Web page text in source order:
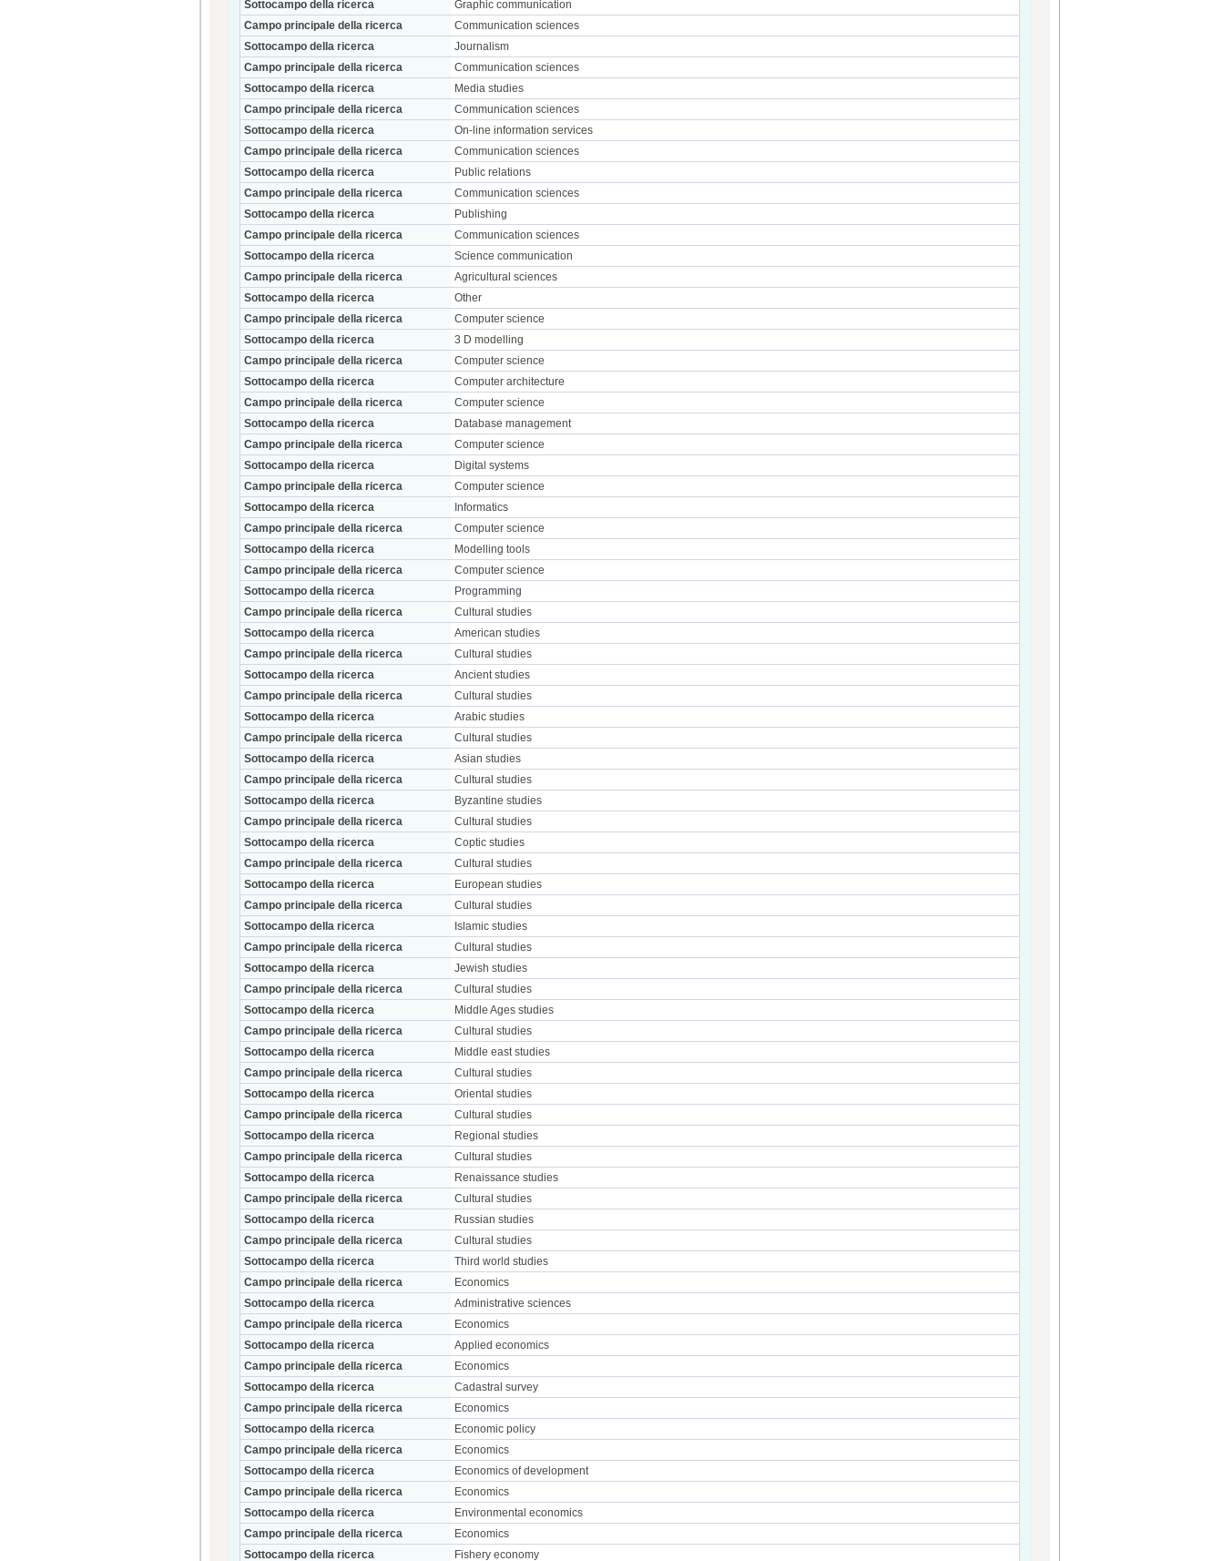
Sottocampo della ricerca
Graphic communication
Campo principale della ricerca
Communication sciences
Sottocampo della ricerca
Journalism
Campo principale della ricerca
Communication sciences
Sottocampo della ricerca
Media studies
Campo principale della ricerca
Communication sciences
Sottocampo della ricerca
On-line information services
Campo principale della ricerca
Communication sciences
Sottocampo della ricerca
Public relations
Campo principale della ricerca
Communication sciences
Sottocampo della ricerca
Publishing
Campo principale della ricerca
Communication sciences
Sottocampo della ricerca
Science communication
Campo principale della ricerca
Agricultural sciences
Sottocampo della ricerca
Other
Campo principale della ricerca
Computer science
Sottocampo della ricerca
3 D modelling
Campo principale della ricerca
Computer science
Sottocampo della ricerca
Computer architecture
Campo principale della ricerca
Computer science
Sottocampo della ricerca
Database management
Campo principale della ricerca
Computer science
Sottocampo della ricerca
Digital systems
Campo principale della ricerca
Computer science
Sottocampo della ricerca
Informatics
Campo principale della ricerca
Computer science
Sottocampo della ricerca
Modelling tools
Campo principale della ricerca
Computer science
Sottocampo della ricerca
Programming
Campo principale della ricerca
Cultural studies
Sottocampo della ricerca
American studies
Campo principale della ricerca
Cultural studies
Sottocampo della ricerca
Ancient studies
Campo principale della ricerca
Cultural studies
Sottocampo della ricerca
Arabic studies
Campo principale della ricerca
Cultural studies
Sottocampo della ricerca
Asian studies
Campo principale della ricerca
Cultural studies
Sottocampo della ricerca
Byzantine studies
Campo principale della ricerca
Cultural studies
Sottocampo della ricerca
Coptic studies
Campo principale della ricerca
Cultural studies
Sottocampo della ricerca
European studies
Campo principale della ricerca
Cultural studies
Sottocampo della ricerca
Islamic studies
Campo principale della ricerca
Cultural studies
Sottocampo della ricerca
Jewish studies
Campo principale della ricerca
Cultural studies
Sottocampo della ricerca
Middle Ages studies
Campo principale della ricerca
Cultural studies
Sottocampo della ricerca
Middle east studies
Campo principale della ricerca
Cultural studies
Sottocampo della ricerca
Oriental studies
Campo principale della ricerca
Cultural studies
Sottocampo della ricerca
Regional studies
Campo principale della ricerca
Cultural studies
Sottocampo della ricerca
Renaissance studies
Campo principale della ricerca
Cultural studies
Sottocampo della ricerca
Russian studies
Campo principale della ricerca
Cultural studies
Sottocampo della ricerca
Third world studies
Campo principale della ricerca
Economics
Sottocampo della ricerca
Administrative sciences
Campo principale della ricerca
Economics
Sottocampo della ricerca
Applied economics
Campo principale della ricerca
Economics
Sottocampo della ricerca
Cadastral survey
Campo principale della ricerca
Economics
Sottocampo della ricerca
Economic policy
Campo principale della ricerca
Economics
Sottocampo della ricerca
Economics of development
Campo principale della ricerca
Economics
Sottocampo della ricerca
Environmental economics
Campo principale della ricerca
Economics
Sottocampo della ricerca
Fishery economy